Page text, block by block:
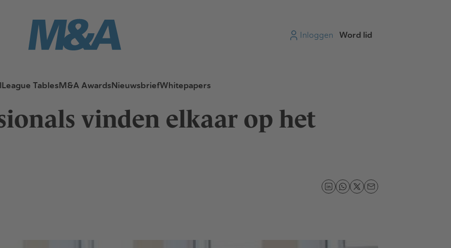
Inloggen Word lid
League TablesM&A AwardsNieuwsbriefWhitepapers
vinden elkaar op het